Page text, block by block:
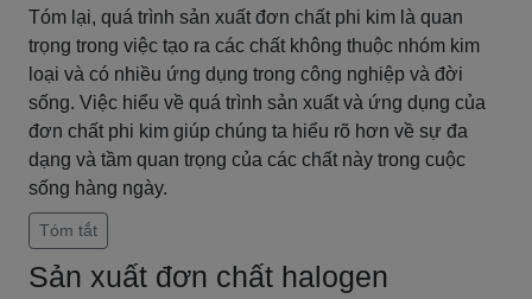
Tóm lại, quá trình sản xuất đơn chất phi kim là quan
trọng trong việc tạo ra các chất không thuộc nhóm kim
loại và có nhiều ứng dụng trong công nghiệp và đời
sống. Việc hiểu về quá trình sản xuất và ứng dụng của
đơn chất phi kim giúp chúng ta hiểu rõ hơn về sự đa
dạng và tầm quan trọng của các chất này trong cuộc
sống hàng ngày.
Tóm tắt
Sản xuất đơn chất halogen